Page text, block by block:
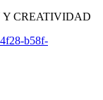
CREATIVIDAD
b58f-